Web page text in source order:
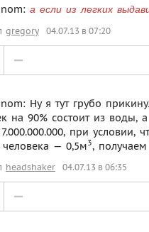
а если из легких
gregory 04.07.13 в 07:20
Ну я тут грубо
на 90% состоит из воды,
при условии,
— 0,5м3,
headshaker 04.07.13 в 06:35